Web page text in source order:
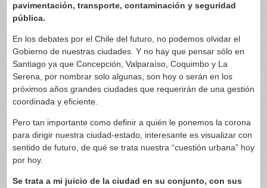
pavimentación, transporte, contaminación y seguridad
pública.
En los debates por el Chile del futuro, no podemos olvidar el
Gobierno de nuestras ciudades. Y no hay que pensar sólo en
Santiago ya que Concepción, Valparaíso, Coquimbo y La
Serena, por nombrar solo algunas, son hoy o serán en los
próximos años grandes ciudades que requerirán de una gestión
coordinada y eficiente.
Pero tan importante como definir a quién le ponemos la corona
para dirigir nuestra ciudad-estado, interesante es visualizar con
sentido de futuro, de qué se trata nuestra “cuestión urbana” hoy
por hoy.
Se trata a mi juicio de la ciudad en su conjunto, con sus